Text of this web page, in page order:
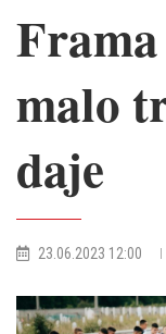
malo
daje
23.06.2023 12:00